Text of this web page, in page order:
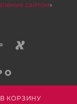
В КОРЗИНУ
сайтом»